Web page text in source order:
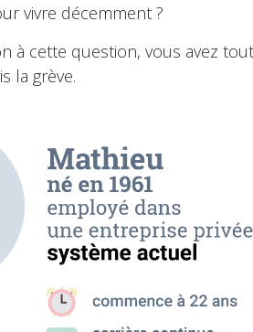
vivre décemment ?
à cette question, vous avez
la grève.